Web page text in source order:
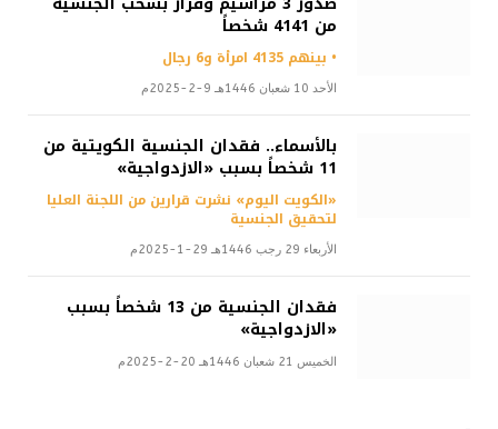
من 4141 شخصاً
• بينهم 4135 امرأة و6 رجال
الأحد 10 شعبان 1446هـ 9-2-2025م
بالأسماء.. فقدان الجنسية الكويتية من
11 شخصاً بسبب «الازدواجية»
«الكويت اليوم» نشرت قرارين من اللجنة العليا
لتحقيق الجنسية
الأربعاء 29 رجب 1446هـ 29-1-2025م
فقدان الجنسية من 13 شخصاً بسبب
«الازدواجية»
الخميس 21 شعبان 1446هـ 20-2-2025م